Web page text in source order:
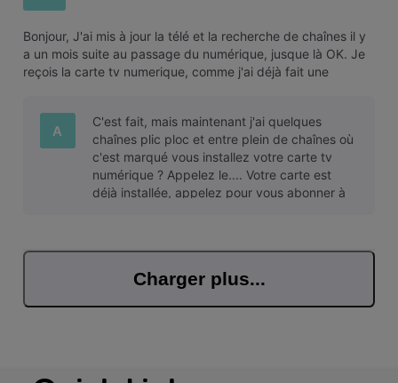
Bonjour, J'ai mis à jour la télé et la recherche de chaînes il y
a un mois suite au passage du numérique, jusque là OK. Je
reçois la carte tv numerique, comme j'ai déjà fait une
40 a 5
A
C'est fait, mais maintenant j'ai quelques
chaînes plic ploc et entre plein de chaînes où
c'est marqué vous installez votre carte tv
numérique ? Appelez le.... Votre carte est
déjà installée, appelez pour vous abonner à
Charger plus...